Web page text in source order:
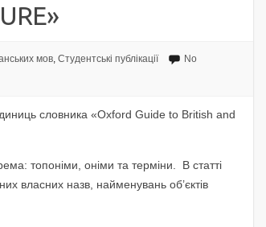
мов, Студентські публікації
No
словника «Oxford Guide to British and
топоніми, оніми та терміни. В статті
власних назв, найменувань об’єктів